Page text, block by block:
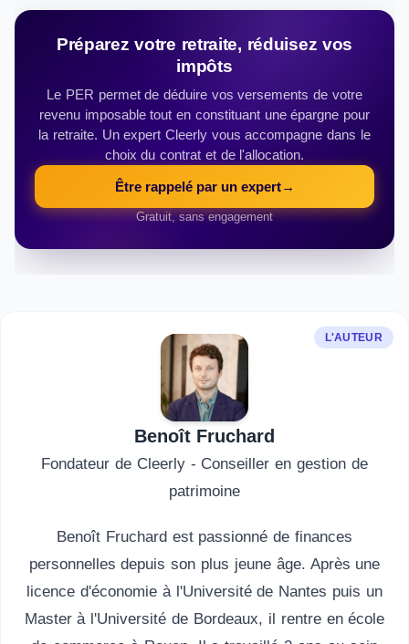
Préparez votre retraite, réduisez vos
impôts
Le PER permet de déduire vos versements de votre
revenu imposable tout en constituant une épargne pour
la retraite. Un expert Cleerly vous accompagne dans le
choix du contrat et de l'allocation.
Être rappelé par un expert→
Gratuit, sans engagement
L'AUTEUR
Benoît Fruchard
Fondateur de Cleerly - Conseiller en gestion de
patrimoine
Benoît Fruchard est passionné de finances
personnelles depuis son plus jeune âge. Après une
licence d'économie à l'Université de Nantes puis un
Master à l'Université de Bordeaux, il rentre en école